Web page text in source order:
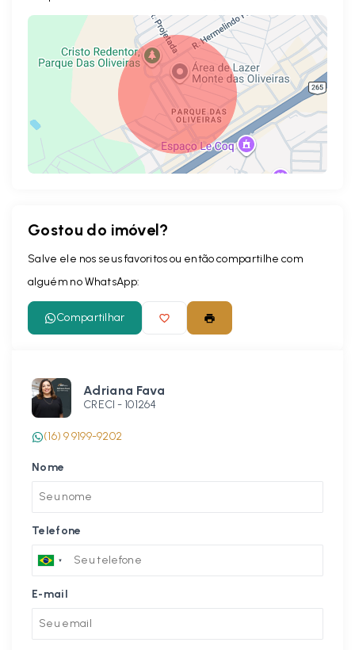
Gostou do imóvel?
Salve ele nos seus favoritos ou então compartilhe com
alguém no WhatsApp:
Compartilhar
Adriana Fava
CRECI - 101264
(16) 9 9199-9202
Nome
Telefone
E-mail